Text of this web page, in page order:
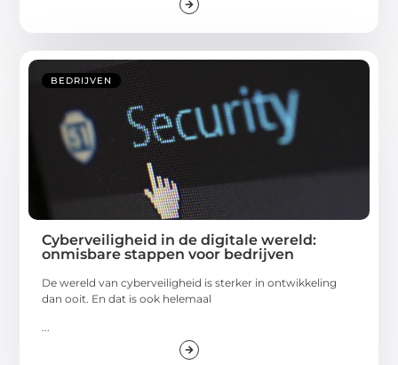
BEDRIJVEN
Cyberveiligheid in de digitale wereld:
onmisbare stappen voor bedrijven
De wereld van cyberveiligheid is sterker in ontwikkeling
dan ooit. En dat is ook helemaal
...